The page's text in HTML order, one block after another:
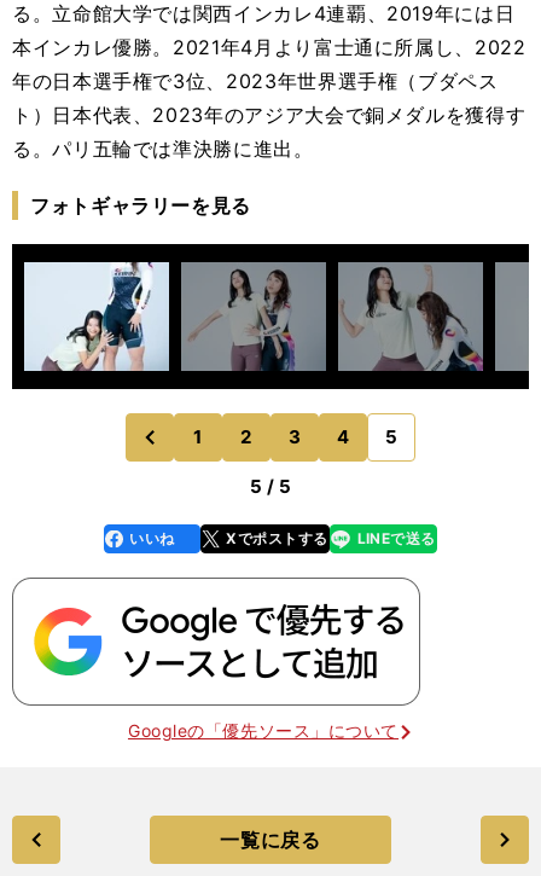
る。立命館大学では関西インカレ4連覇、2019年には日
本インカレ優勝。2021年4月より富士通に所属し、2022
年の日本選手権で3位、2023年世界選手権（ブダペス
ト）日本代表、2023年のアジア大会で銅メダルを獲得す
る。パリ五輪では準決勝に進出。
フォトギャラリーを見る
前
のページへ
1 2 3 4 5
5 / 5
faceboo
k
いいね Xでポストする
line LINEで送る
Googleの「優先ソース」について
一覧に戻る